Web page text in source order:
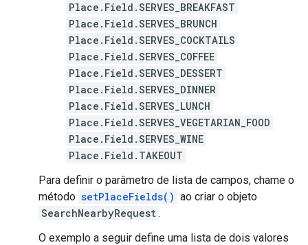
Place.Field.SERVES_BREAKFAST
Place.Field.SERVES_BRUNCH
Place.Field.SERVES_COCKTAILS
Place.Field.SERVES_COFFEE
Place.Field.SERVES_DESSERT
Place.Field.SERVES_DINNER
Place.Field.SERVES_LUNCH
Place.Field.SERVES_VEGETARIAN_FOOD
Place.Field.SERVES_WINE
Place.Field.TAKEOUT
Para definir o parâmetro de lista de campos, chame o
método setPlaceFields() ao criar o objeto
SearchNearbyRequest .
O exemplo a seguir define uma lista de dois valores